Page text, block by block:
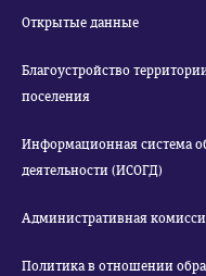
Открытые данные
Благоустройство
поселения
Информационная система
деятельности (ИСОГД)
Административная
Политика в отношении